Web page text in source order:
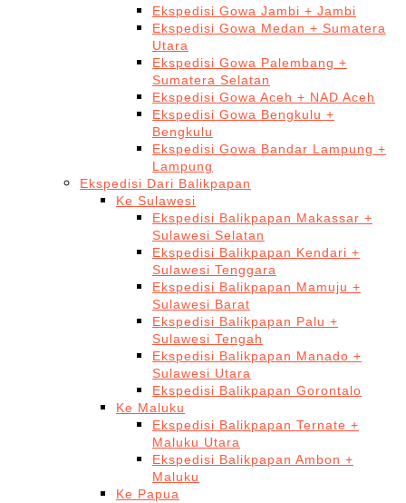
Ekspedisi Gowa Jambi + Jambi
Ekspedisi Gowa Medan + Sumatera
Utara
Ekspedisi Gowa Palembang +
Sumatera Selatan
Ekspedisi Gowa Aceh + NAD Aceh
Ekspedisi Gowa Bengkulu +
Bengkulu
Ekspedisi Gowa Bandar Lampung +
Lampung
Ekspedisi Dari Balikpapan
Ke Sulawesi
Ekspedisi Balikpapan Makassar +
Sulawesi Selatan
Ekspedisi Balikpapan Kendari +
Sulawesi Tenggara
Ekspedisi Balikpapan Mamuju +
Sulawesi Barat
Ekspedisi Balikpapan Palu +
Sulawesi Tengah
Ekspedisi Balikpapan Manado +
Sulawesi Utara
Ekspedisi Balikpapan Gorontalo
Ke Maluku
Ekspedisi Balikpapan Ternate +
Maluku Utara
Ekspedisi Balikpapan Ambon +
Maluku
Ke Papua